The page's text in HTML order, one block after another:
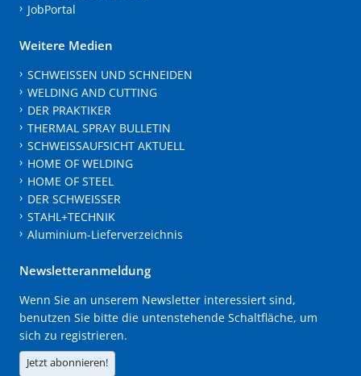
JobPortal
Weitere Medien
SCHWEISSEN UND SCHNEIDEN
WELDING AND CUTTING
DER PRAKTIKER
THERMAL SPRAY BULLETIN
SCHWEISSAUFSICHT AKTUELL
HOME OF WELDING
HOME OF STEEL
DER SCHWEISSER
STAHL+TECHNIK
Aluminium-Lieferverzeichnis
Newsletteranmeldung
Wenn Sie an unserem Newsletter interessiert sind,
benutzen Sie bitte die untenstehende Schaltfläche, um
sich zu registrieren.
Jetzt abonnieren!